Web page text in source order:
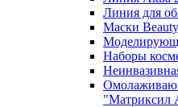
Линия для
Маски
Наборы
"Матриксил